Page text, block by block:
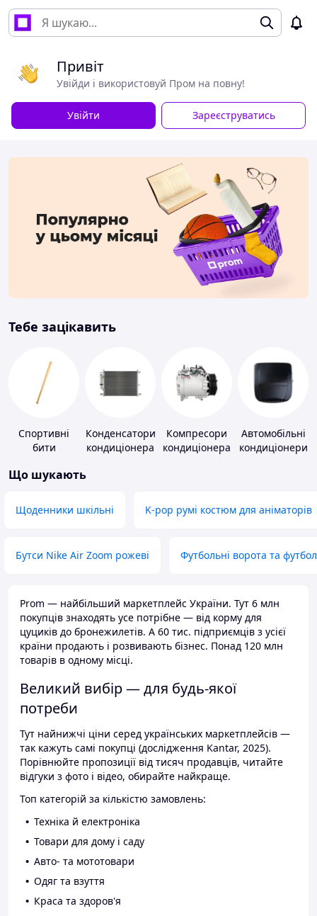
Привіт
Увійди і використовуй Пром на повну!
Увійти Зареєструватись
Тебе зацікавить
Спортивні
бити
Конденсатори
кондиціонера
Компресори
кондиціонера
Автомобільні
кондиціонери
Що шукають
Щоденники шкільні K-pop румі костюм для аніматорів
Бутси Nike Air Zoom рожеві Футбольні ворота та
Prom — найбільший маркетплейс України. Тут 6 млн
покупців знаходять усе потрібне — від корму для
цуциків до бронежилетів. А 60 тис. підприємців з усієї
країни продають і розвивають бізнес. Понад 120 млн
товарів в одному місці.
Великий вибір — для будь-якої
потреби
Тут найнижчі ціни серед українських маркетплейсів —
так кажуть самі покупці (дослідження Kantar, 2025).
Порівнюйте пропозиції від тисяч продавців, читайте
відгуки з фото і відео, обирайте найкраще.
Топ категорій за кількістю замовлень:
Техніка й електроніка
Товари для дому і саду
Авто- та мототовари
Одяг та взуття
Краса та здоров'я